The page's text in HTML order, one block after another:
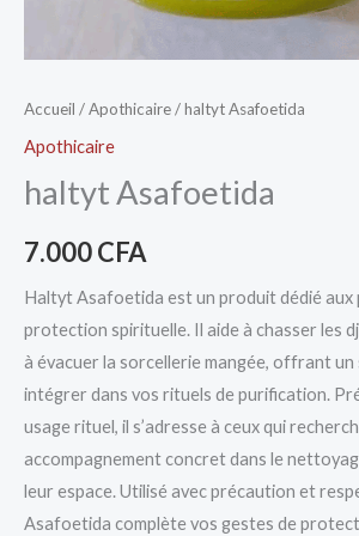
Accueil /Apothicaire/ haltyt Asafoetida
Apothicaire
haltyt Asafoetida
7.000CFA
Haltyt Asafoetida est un produit dédié aux
protection spirituelle. Il aide à chasser les
à évacuer la sorcellerie mangée, offrant un
intégrer dans vos rituels de purification.
usage rituel, il s’adresse à ceux qui
accompagnement concret dans le
leur espace. Utilisé avec précaution et
Asafoetida complète vos gestes de